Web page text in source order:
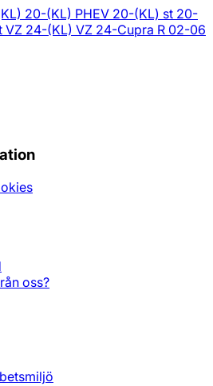
20-(KL) PHEV 20-(KL) st 20-
VZ 24-(KL) VZ 24-Cupra R 02-06
oss?